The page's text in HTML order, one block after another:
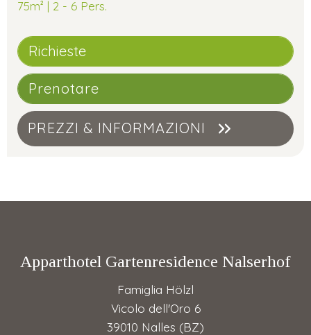
75m² | 2 - 6 Pers.
Richieste
Prenotare
PREZZI & INFORMAZIONI
Apparthotel Gartenresidence Nalserhof
Famiglia Hölzl
Vicolo dell'Oro 6
39010 Nalles (BZ)